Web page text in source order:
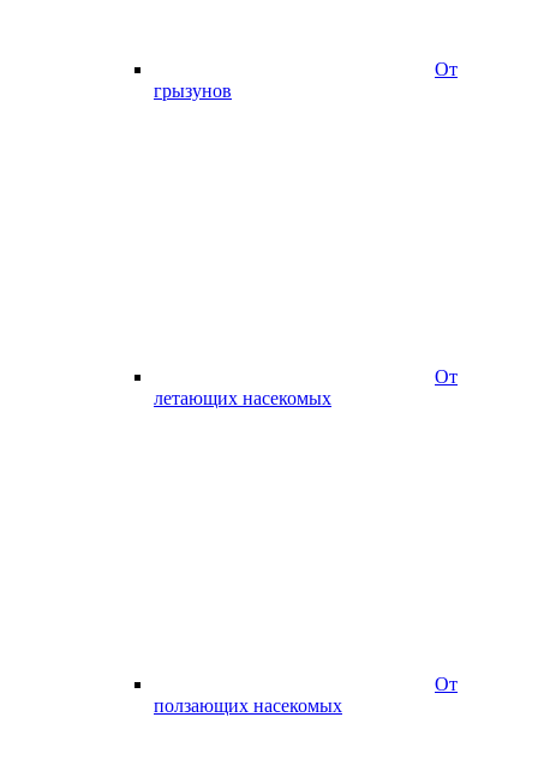
От
грызунов
От
летающих насекомых
От
ползающих насекомых